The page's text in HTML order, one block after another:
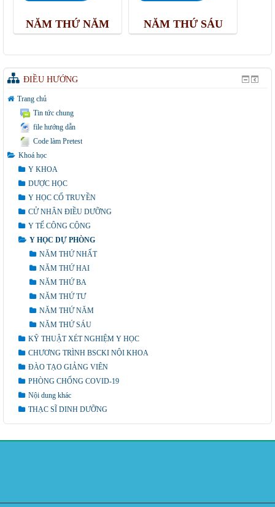
NĂM THỨ NĂM NĂM THỨ SÁU
ĐIỀU HƯỚNG
Trang chủ
Tin tức chung
file hướng dẫn
Code làm Pretest
Khoá học
Y KHOA
DƯỢC HỌC
Y HỌC CỔ TRUYỀN
CỬ NHÂN ĐIỀU DƯỠNG
Y TẾ CÔNG CỘNG
Y HỌC DỰ PHÒNG
NĂM THỨ NHẤT
NĂM THỨ HAI
NĂM THỨ BA
NĂM THỨ TƯ
NĂM THỨ NĂM
NĂM THỨ SÁU
KỸ THUẬT XÉT NGHIỆM Y HỌC
CHƯƠNG TRÌNH BSCKI NỘI KHOA
ĐÀO TẠO GIẢNG VIÊN
PHÒNG CHỐNG COVID-19
Nội dung khác
THẠC SĨ DINH DƯỠNG